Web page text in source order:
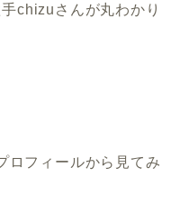
chizuさんが丸わかり
ロフィールから見てみ